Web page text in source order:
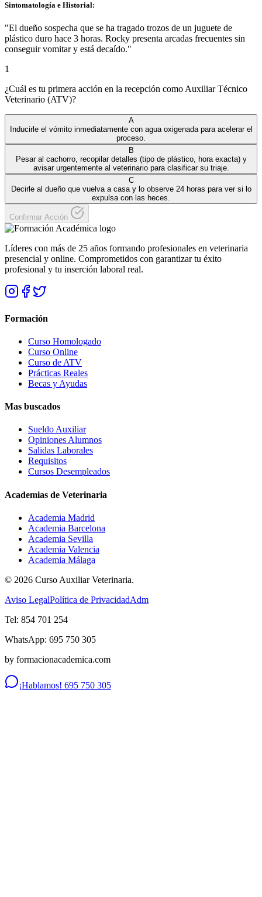
Sintomatología e Historial:
"El dueño sospecha que se ha tragado trozos de un juguete de
plástico duro hace 3 horas. Rocky presenta arcadas frecuentes sin
conseguir vomitar y está decaído."
1
¿Cuál es tu primera acción en la recepción como Auxiliar Técnico
Veterinario (ATV)?
A
Inducirle el vómito inmediatamente con agua oxigenada para acelerar el
proceso.
B
Pesar al cachorro, recopilar detalles (tipo de plástico, hora exacta) y
avisar urgentemente al veterinario para clasificar su triaje.
C
Decirle al dueño que vuelva a casa y lo observe 24 horas para ver si lo
expulsa con las heces.
Confirmar Acción
Líderes con más de 25 años formando profesionales en veterinaria
presencial y online. Comprometidos con garantizar tu éxito
profesional y tu inserción laboral real.
Formación
Curso Homologado
Curso Online
Curso de ATV
Prácticas Reales
Becas y Ayudas
Mas buscados
Sueldo Auxiliar
Opiniones Alumnos
Salidas Laborales
Requisitos
Cursos Desempleados
Academias de Veterinaria
Academia Madrid
Academia Barcelona
Academia Sevilla
Academia Valencia
Academia Málaga
© 2026 Curso Auxiliar Veterinaria.
Aviso LegalPolítica de PrivacidadAdm
Tel: 854 701 254
WhatsApp: 695 750 305
by formacionacademica.com
¡Hablamos! 695 750 305